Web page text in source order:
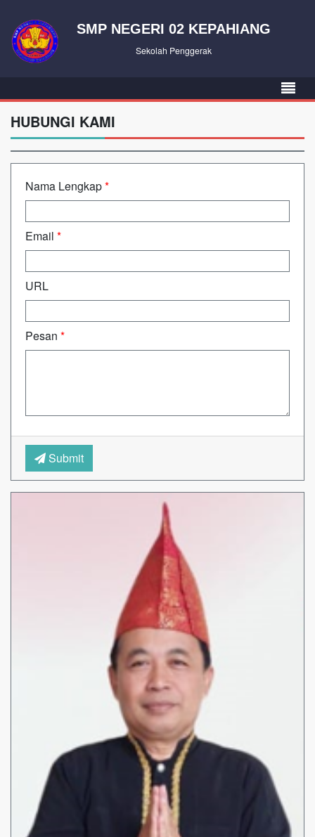
SMP NEGERI 02 KEPAHIANG
Sekolah Penggerak
HUBUNGI KAMI
Nama Lengkap*
Email *
URL
Pesan *
Submit